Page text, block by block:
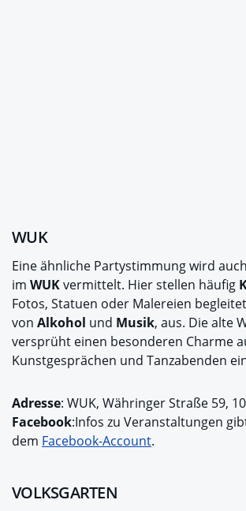
WUK
Eine ähnliche Partystimmung wird auch
im WUKvermittelt. Hier stellen häufig
Fotos, Statuen oder Malereien begleitet
von Alkohol und Musik, aus. Die alte
versprüht einen besonderen Charme
Kunstgesprächen und Tanzabenden
Adresse: WUK, Währinger Straße 59,
Facebook:Infos zu Veranstaltungen
dem Facebook-Account.
VOLKSGARTEN